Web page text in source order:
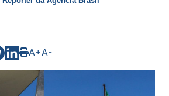
A+A-